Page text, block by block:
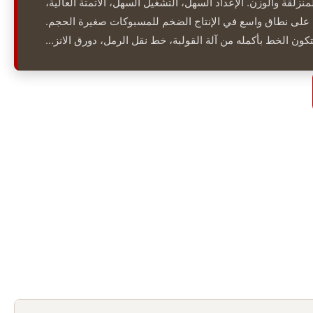
نطاق واسع في الإنتاج الضخم للمسبوكات صغيرة الحجم.
الخط بأكمله من آلة القولبة، خط نقل الرمل، دورق الانز...